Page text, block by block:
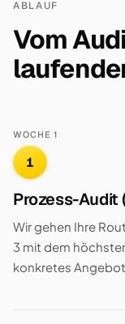
ABLAUF
Vom
WOCHE 1
1
Prozess-Audit
Wir gehen Ihre
3 mit dem
konkretes